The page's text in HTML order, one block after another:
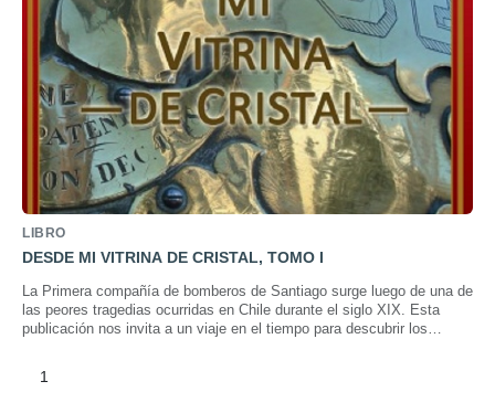
LIBRO
DESDE MI VITRINA DE CRISTAL, TOMO I
La Primera compañía de bomberos de Santiago surge luego de una de
las peores tragedias ocurridas en Chile durante el siglo XIX. Esta
publicación nos invita a un viaje en el tiempo para descubrir los
1